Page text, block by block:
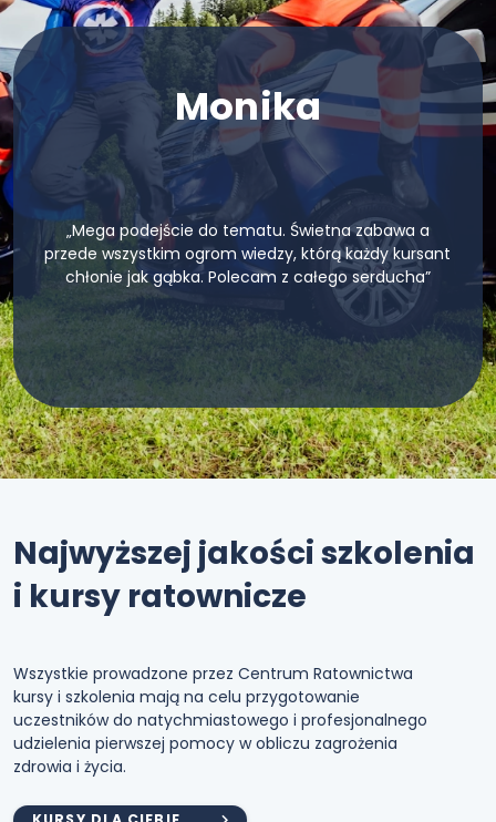
Monika
„Mega podejście do tematu. Świetna zabawa a
przede wszystkim ogrom wiedzy, którą każdy kursant
chłonie jak gąbka. Polecam z całego serducha”
Najwyższej jakości szkolenia
i kursy ratownicze
Wszystkie prowadzone przez Centrum Ratownictwa
kursy i szkolenia mają na celu przygotowanie
uczestników do natychmiastowego i profesjonalnego
udzielenia pierwszej pomocy w obliczu zagrożenia
zdrowia i życia.